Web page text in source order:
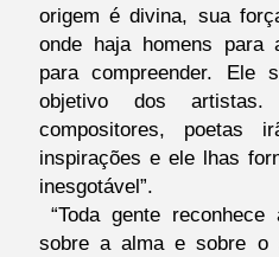
origem é divina, sua
onde haja homens para
para compreender.
objetivo dos artistas.
compositores, poetas
inspirações e ele lhas
inesgotável”.
“Toda gente
sobre a alma e sobre o